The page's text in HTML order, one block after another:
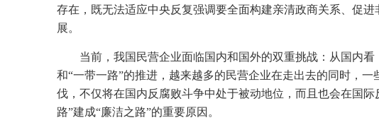
存在，既无法适应中央反复强调要全面构建亲清政商关系、促
展。
当前，我国民营企业面临国内和国外的双重挑战：从国内
和“一带一路”的推进，越来越多的民营企业在走出去的同时，
伐，不仅将在国内反腐败斗争中处于被动地位，而且也会在国
路”建成“廉洁之路”的重要原因。